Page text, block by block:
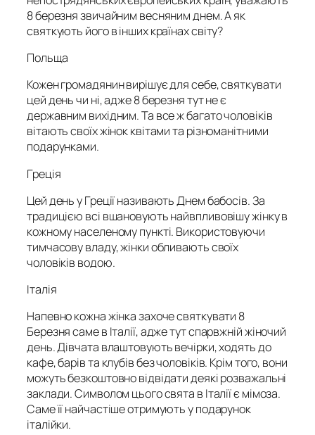
8 березня звичайним весняним днем. А як
святкують його в інших країнах світу?
Польща
Кожен громадянин вирішує для себе, святкувати
цей день чи ні, адже 8 березня тут не є
державним вихідним. Та все ж багато чоловіків
вітають своїх жінок квітами та різноманітними
подарунками.
Греція
Цей день у Греції називають Днем бабосів. За
традицією всі вшановують найвпливовішу жінку в
кожному населеному пункті. Використовуючи
тимчасову владу, жінки обливають своїх
чоловіків водою.
Італія
Напевно кожна жінка захоче святкувати 8
Березня саме в Італії, адже тут спарвжній жіночий
день. Дівчата влаштовують вечірки, ходять до
кафе, барів та клубів без чоловіків. Крім того, вони
можуть безкоштовно відвідати деякі розважальні
заклади. Символом цього свята в Італії є мімоза.
Саме її найчастіше отримують у подарунок
італійки.